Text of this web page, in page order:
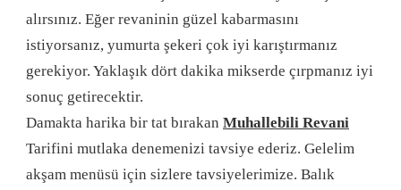
alırsınız. Eğer revaninin güzel kabarmasını
istiyorsanız, yumurta şekeri çok iyi karıştırmanız
gerekiyor. Yaklaşık dört dakika mikserde çırpmanız iyi
sonuç getirecektir.
Damakta harika bir tat bırakan Muhallebili Revani
Tarifini mutlaka denemenizi tavsiye ederiz. Gelelim
akşam menüsü için sizlere tavsiyelerimize. Balık